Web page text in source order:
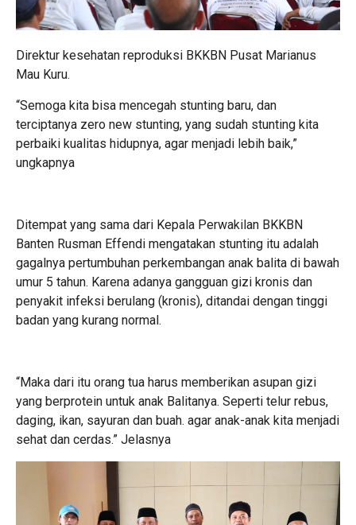
Direktur kesehatan reproduksi BKKBN Pusat Marianus
Mau Kuru.
“Semoga kita bisa mencegah stunting baru, dan
terciptanya zero new stunting, yang sudah stunting kita
perbaiki kualitas hidupnya, agar menjadi lebih baik,”
ungkapnya
Ditempat yang sama dari Kepala Perwakilan BKKBN
Banten Rusman Effendi mengatakan stunting itu adalah
gagalnya pertumbuhan perkembangan anak balita di bawah
umur 5 tahun. Karena adanya gangguan gizi kronis dan
penyakit infeksi berulang (kronis), ditandai dengan tinggi
badan yang kurang normal.
“Maka dari itu orang tua harus memberikan asupan gizi
yang berprotein untuk anak Balitanya. Seperti telur rebus,
daging, ikan, sayuran dan buah. agar anak-anak kita menjadi
sehat dan cerdas.” Jelasnya